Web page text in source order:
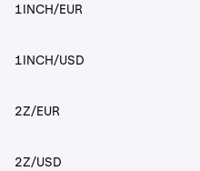
1INCH/EUR
1INCH/USD
2Z/EUR
2Z/USD